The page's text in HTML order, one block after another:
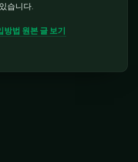
습니다.
법 원본 글 보기